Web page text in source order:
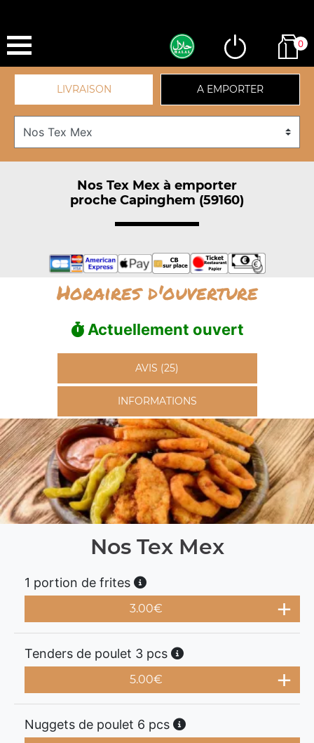
0
LIVRAISON A EMPORTER
Nos Tex Mex à emporter
proche Capinghem (59160)
Horaires d'ouverture
Actuellement ouvert
AVIS (25)
INFORMATIONS
Nos Tex Mex
1 portion de frites
3.00€
Tenders de poulet 3 pcs
5.00€
Nuggets de poulet 6 pcs